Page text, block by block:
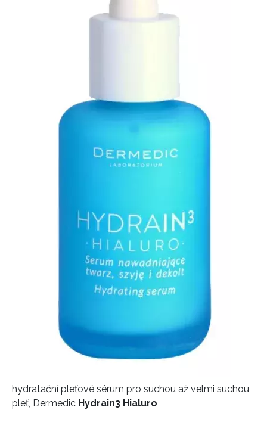
hydratační pleťové sérum pro suchou až velmi suchou
pleť, Dermedic Hydrain3 Hialuro